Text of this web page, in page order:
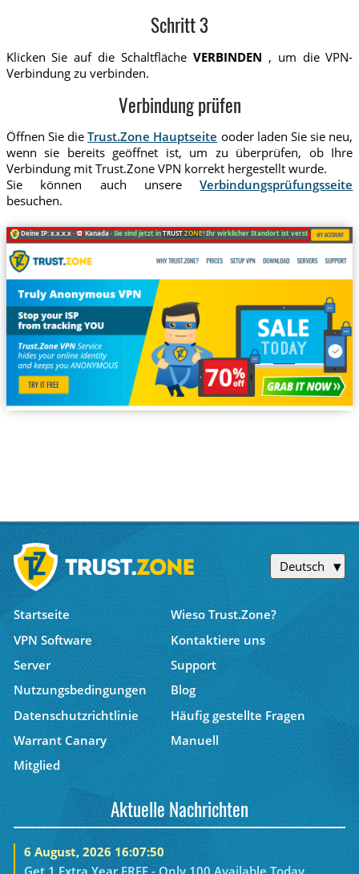
Schritt 3
Klicken Sie auf die Schaltfläche VERBINDEN , um die VPN-
Verbindung zu verbinden.
Verbindung prüfen
Öffnen Sie dieTrust.Zone Hauptseite ooder laden Sie sie neu,
wenn sie bereits geöffnet ist, um zu überprüfen, ob Ihre
Verbindung mit Trust.Zone VPN korrekt hergestellt wurde.
Sie können auch unsereVerbindungsprüfungsseite
besuchen.
Deine IP: x.x.x.x · Kanada ·Sie sind jetzt inTRUST.ZONE! Ihr wirklicher Standort ist versteckt!
Deutsch
Startseite
Wieso Trust.Zone?
VPN Software
Kontaktiere uns
Server
Support
Nutzungsbedingungen
Blog
Datenschutzrichtlinie
Häufig gestellte Fragen
Warrant Canary
Manuell
Mitglied
Aktuelle Nachrichten
6 August, 2026 16:07:50